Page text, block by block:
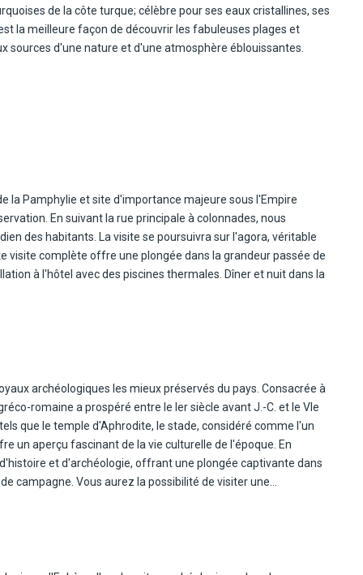
de la côte turque; célèbre pour ses eaux cristallines, ses
la meilleure façon de découvrir les fabuleuses plages et
sources d'une nature et d'une atmosphère éblouissantes.
la Pamphylie et site d'importance majeure sous l'Empire
En suivant la rue principale à colonnades, nous
des habitants. La visite se poursuivra sur l'agora, véritable
visite complète offre une plongée dans la grandeur passée de
à l'hôtel avec des piscines thermales. Dîner et nuit dans la
archéologiques les mieux préservés du pays. Consacrée à
romaine a prospéré entre le Ier siècle avant J.-C. et le VIe
que le temple d'Aphrodite, le stade, considéré comme l'un
un aperçu fascinant de la vie culturelle de l'époque. En
et d'archéologie, offrant une plongée captivante dans
campagne. Vous aurez la possibilité de visiter une
gelés. Pamukkale abrite également les vestiges de l'ancienne